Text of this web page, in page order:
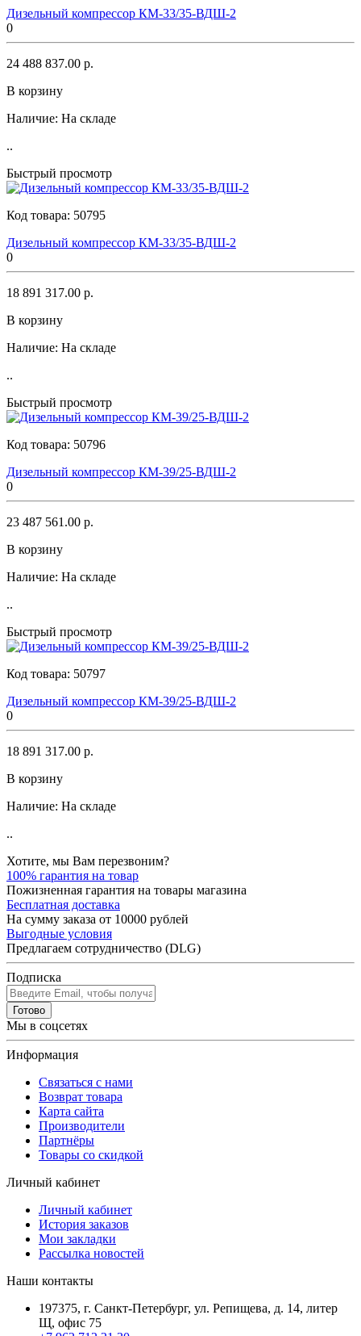
Дизельный компрессор КМ-33/35-ВДШ-2
0
24 488 837.00 р.
В корзину
Наличие: На складе
..
Быстрый просмотр
Код товара: 50795
Дизельный компрессор КМ-33/35-ВДШ-2
0
18 891 317.00 р.
В корзину
Наличие: На складе
..
Быстрый просмотр
Код товара: 50796
Дизельный компрессор КМ-39/25-ВДШ-2
0
23 487 561.00 р.
В корзину
Наличие: На складе
..
Быстрый просмотр
Код товара: 50797
Дизельный компрессор КМ-39/25-ВДШ-2
0
18 891 317.00 р.
В корзину
Наличие: На складе
..
Хотите, мы Вам перезвоним?
100% гарантия на товар
Пожизненная гарантия на товары магазина
Бесплатная доставка
На сумму заказа от 10000 рублей
Выгодные условия
Предлагаем сотрудничество (DLG)
Подписка
Готово
Мы в соцсетях
Информация
Связаться с нами
Возврат товара
Карта сайта
Производители
Партнёры
Товары со скидкой
Личный кабинет
Личный кабинет
История заказов
Мои закладки
Рассылка новостей
Наши контакты
197375, г. Санкт-Петербург, ул. Репищева, д. 14, литер
Щ, офис 75